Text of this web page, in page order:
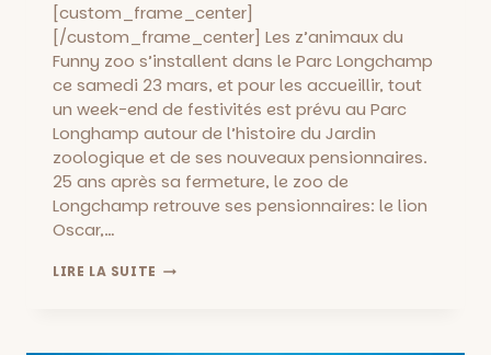
[custom_frame_center]
[/custom_frame_center] Les z’animaux du
Funny zoo s’installent dans le Parc Longchamp
ce samedi 23 mars, et pour les accueillir, tout
un week-end de festivités est prévu au Parc
Longhamp autour de l’histoire du Jardin
zoologique et de ses nouveaux pensionnaires.
­25 ans après sa fermeture, le zoo de
Longchamp retrouve ses pensionnaires: le lion
Oscar,…
LIRE LA SUITE INAUGURATION